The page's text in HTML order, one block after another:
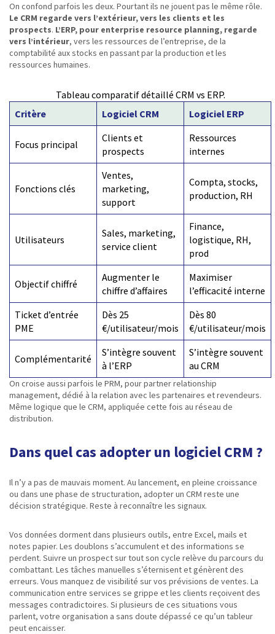
On confond parfois les deux. Pourtant ils ne jouent pas le même rôle.
Le CRM regarde vers l’extérieur, vers les clients et les
prospects. L’ERP, pour enterprise resource planning, regarde
vers l’intérieur, vers les ressources de l’entreprise, de la
comptabilité aux stocks en passant par la production et les
ressources humaines.
Tableau comparatif détaillé CRM vs ERP.
Critère
Logiciel CRM Logiciel ERP
Focus principal
Clients et
prospects
Ressources
internes
Fonctions clés
Ventes,
marketing,
support
Compta, stocks,
production, RH
Utilisateurs
Sales, marketing,
service client
Finance,
logistique, RH,
prod
Objectif chiffré
Augmenter le
chiffre d’affaires
Maximiser
l’efficacité interne
Ticket d’entrée
PME
Dès 25
€/utilisateur/mois
Dès 80
€/utilisateur/mois
Complémentarité
S’intègre souvent
à l’ERP
S’intègre souvent
au CRM
On croise aussi parfois le PRM, pour partner relationship
management, dédié à la relation avec les partenaires et revendeurs.
Même logique que le CRM, appliquée cette fois au réseau de
distribution.
Dans quel cas adopter un logiciel CRM ?
Il n’y a pas de mauvais moment. Au lancement, en pleine croissance
ou dans une phase de structuration, adopter un CRM reste une
décision stratégique. Reste à reconnaître les signaux.
Vos données dorment dans plusieurs outils, entre Excel, mails et
notes papier. Les doublons s’accumulent et des informations se
perdent. Suivre un prospect sur tout son cycle relève du parcours du
combattant. Les tâches manuelles s’éternisent et génèrent des
erreurs. Vous manquez de visibilité sur vos prévisions de ventes. La
communication entre services se grippe et les clients reçoivent des
messages contradictoires. Si plusieurs de ces situations vous
parlent, votre organisation a sans doute dépassé ce qu’un tableur
peut encaisser.